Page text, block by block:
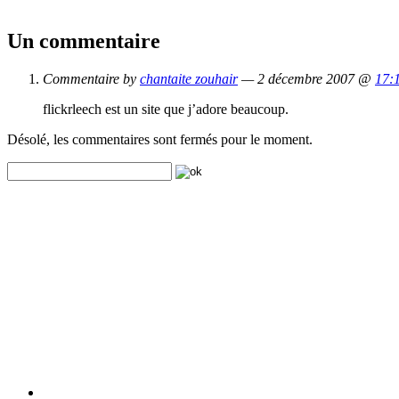
Un commentaire
Commentaire by chantaite zouhair— 2 décembre 2007 @
flickrleech est un site que j’adore beaucoup.
Désolé, les commentaires sont fermés pour le moment.